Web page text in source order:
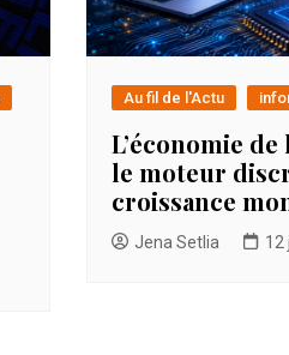
Au fil de l'Actu
L’économie
le moteur
croissance
Jena Setlia 12